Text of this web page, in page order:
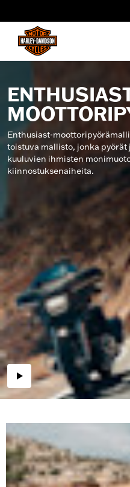
Enthusiast-
toistuva mallisto, jonka
kuuluvien ihmisten
kiinnostuksenaiheita.